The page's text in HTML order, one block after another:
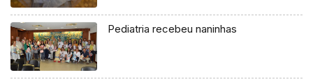
Pediatria recebeu naninhas